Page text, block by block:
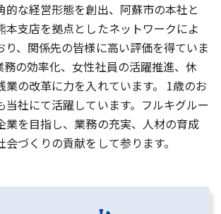
的な経営形態を創出、阿蘇市の本社と
本支店を拠点としたネットワークによ
り、関係先の皆様に高い評価を得ていま
務の効率化、女性社員の活躍推進、休
業の改革に力を入れています。 1歳のお
当社にて活躍しています。フルキグルー
業を目指し、業務の充実、人材の育成
づくりの貢献をして参ります。